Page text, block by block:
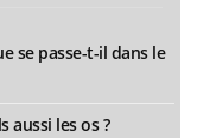
se passe-t-il dans le
aussi les os ?